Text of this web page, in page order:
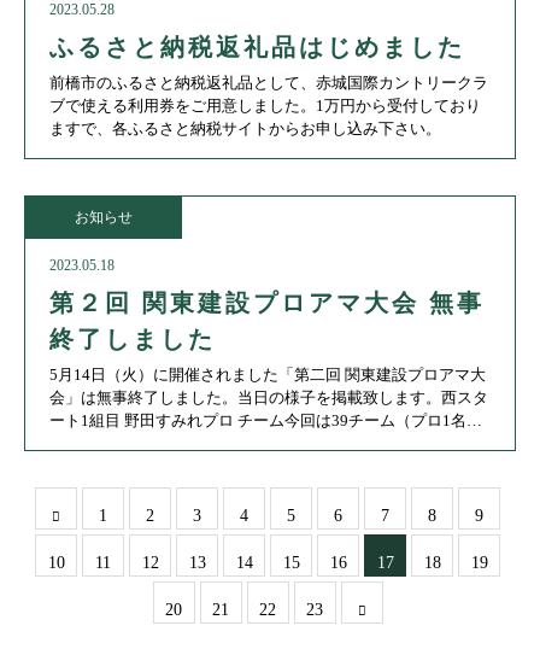
2023.05.28
ふるさと納税返礼品はじめました
前橋市のふるさと納税返礼品として、赤城国際カントリークラ
ブで使える利用券をご用意しました。1万円から受付しており
ますで、各ふるさと納税サイトからお申し込み下さい。
お知らせ
2023.05.18
第２回 関東建設プロアマ大会 無事
終了しました
5月14日（火）に開催されました「第二回 関東建設プロアマ大
会」は無事終了しました。当日の様子を掲載致します。西スタ
ート1組目 野田すみれプロ チーム今回は39チーム（プロ1名＋
1 2 3 4 5 6 7 8 9
10 11 12 13 14 15 16 17 18 19
20 21 22 23